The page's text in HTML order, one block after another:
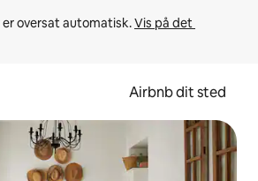
er oversat automatisk. Vis på det
Airbnb dit sted